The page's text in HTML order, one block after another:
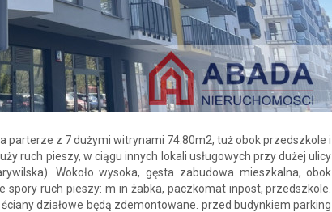
parterze z 7 dużymi witrynami 74.80m2, tuż obok przedszkole i
ruch pieszy, w ciągu innych lokali usługowych przy dużej ulicy
Wokoło wysoka, gęsta zabudowa mieszkalna, obok
spory ruch pieszy: m in żabka, paczkomat inpost, przedszkole.
działowe będą zdemontowane. przed budynkiem parking